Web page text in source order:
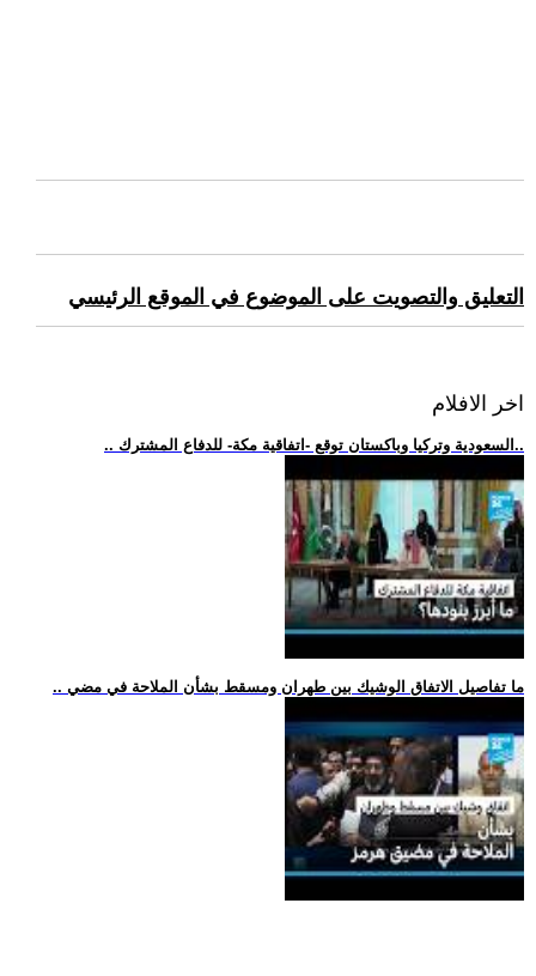
التعليق والتصويت على الموضوع في الموقع الرئيسي
اخر الافلام
.. السعودية وتركيا وباكستان توقع -اتفاقية مكة- للدفاع المشترك..
.. ما تفاصيل الاتفاق الوشيك بين طهران ومسقط بشأن الملاحة في مضي